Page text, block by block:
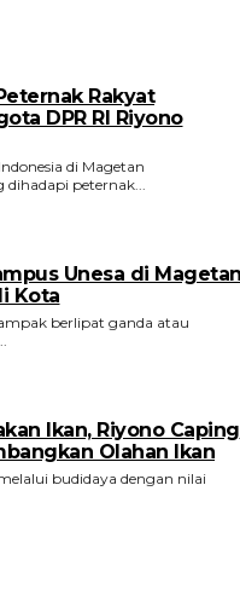
Rakyat
DPR RI Riyono
di Magetan
peternak...
Unesa di
Kota
berlipat ganda atau
Ikan, Riyono Caping
Olahan Ikan
budidaya dengan nilai